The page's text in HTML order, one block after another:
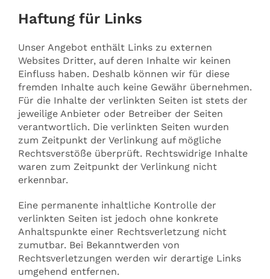
Haftung für Links
Unser Angebot enthält Links zu externen
Websites Dritter, auf deren Inhalte wir keinen
Einfluss haben. Deshalb können wir für diese
fremden Inhalte auch keine Gewähr übernehmen.
Für die Inhalte der verlinkten Seiten ist stets der
jeweilige Anbieter oder Betreiber der Seiten
verantwortlich. Die verlinkten Seiten wurden
zum Zeitpunkt der Verlinkung auf mögliche
Rechtsverstöße überprüft. Rechtswidrige Inhalte
waren zum Zeitpunkt der Verlinkung nicht
erkennbar.
Eine permanente inhaltliche Kontrolle der
verlinkten Seiten ist jedoch ohne konkrete
Anhaltspunkte einer Rechtsverletzung nicht
zumutbar. Bei Bekanntwerden von
Rechtsverletzungen werden wir derartige Links
umgehend entfernen.